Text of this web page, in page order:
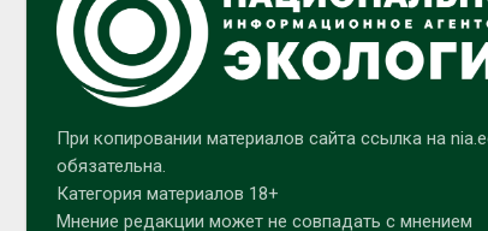
При копировании материалов сайта ссылка на
обязательна.
Категория материалов 18+
Мнение редакции может не совпадать с мнением